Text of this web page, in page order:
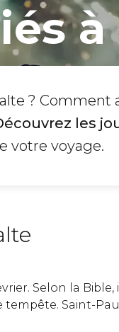
? Comment
les
votre voyage.
Selon la
tempête. Saint-